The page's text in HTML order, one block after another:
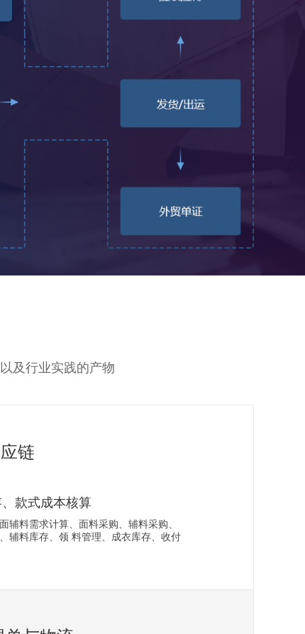
及行业实践的产物
链
款式成本核算
辅料需求计算、面料采购、辅料采购、
辅料库存、领 料管理、成衣库存、收付